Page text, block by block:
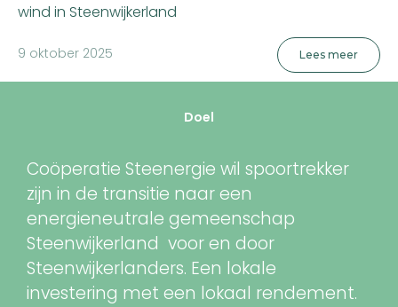
wind in Steenwijkerland
9 oktober 2025 Lees meer
Doel
Coöperatie Steenergie wil spoortrekker
zijn in de transitie naar een
energieneutrale gemeenschap
Steenwijkerland voor en door
Steenwijkerlanders. Een lokale
investering met een lokaal rendement.